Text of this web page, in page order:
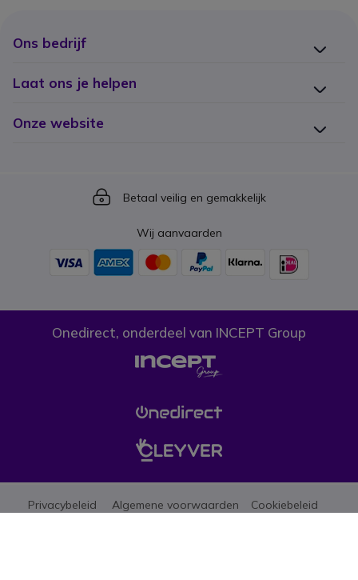
Ons bedrijf
Laat ons je helpen
Onze website
Icon
Betaal veilig en gemakkelijk
Wij aanvaarden
Onedirect, onderdeel van INCEPT Group
Privacybeleid Algemene voorwaarden Cookiebeleid